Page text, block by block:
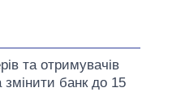
та отримувачів
банк до 15